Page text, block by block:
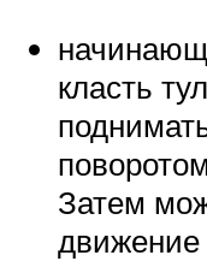
класть
Затем
движение